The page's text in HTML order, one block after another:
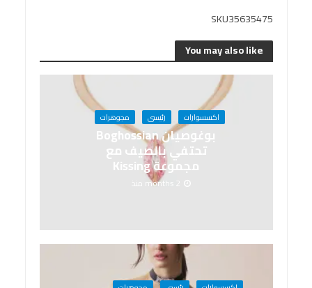
SKU35635475
You may also like
اكسسوارات رئيسى مجوهرات
بوغوصيان Boghossian
تحتفي بالصيف مع
مجموعة Kissing
2 months منذ